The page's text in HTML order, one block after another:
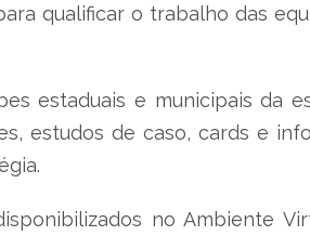
qualificar o trabalho das
estaduais e municipais da
estudos de caso, cards e
no Ambiente